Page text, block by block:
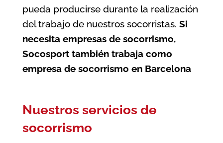
pueda producirse durante la realización
del trabajo de nuestros socorristas. Si
necesita empresas de socorrismo,
Socosport también trabaja como
empresa de socorrismo en Barcelona
Nuestros servicios de
socorrismo